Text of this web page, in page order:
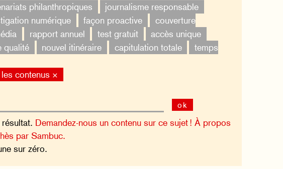
philanthropiques
journalisme responsable
numérique
façon proactive
couverture
rapport annuel test gratuit
accès unique
qualité
nouvel itinéraire capitulation totale
temps
les contenus ×
ok
Demandez-nous un contenu sur ce sujet ! À propos
par Sambuc.
sur zéro.